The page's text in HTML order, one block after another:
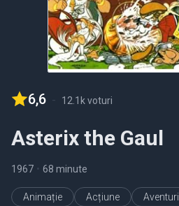
6,6 - 12.1k voturi
Asterix the Gaul
1967 • 68 minute
Animație Acțiune Aventuri